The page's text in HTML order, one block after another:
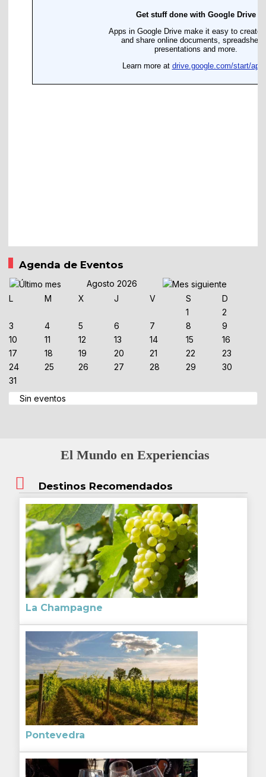
Agenda de Eventos
Agosto 2026
L
M X J V S
D
1
2
3
4 5 6 7 8
9
10
11 12 13 14 15
16
17
18 19 20 21 22
23
24
25 26 27 28 29
30
31
Sin eventos
El Mundo en Experiencias
Destinos Recomendados
La Champagne
Pontevedra